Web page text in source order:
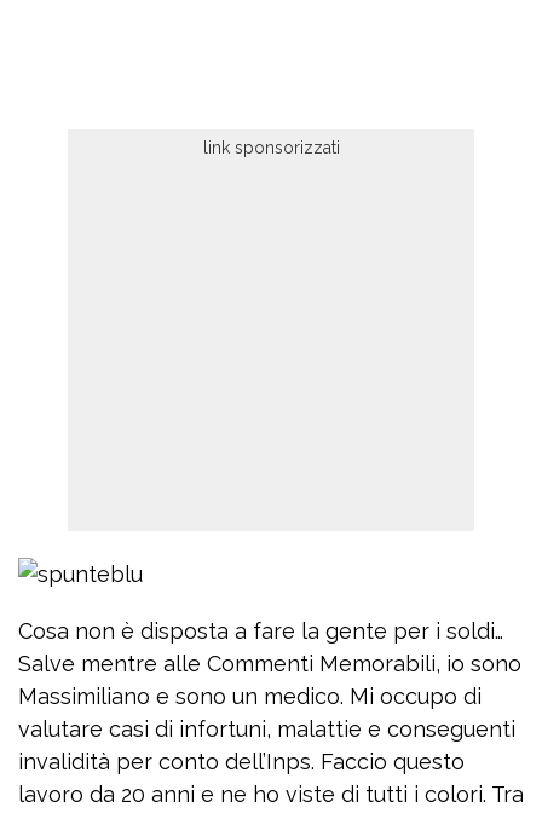
Cosa non è disposta a fare la gente per i soldi…
Salve mentre alle Commenti Memorabili, io sono
Massimiliano e sono un medico. Mi occupo di
valutare casi di infortuni, malattie e conseguenti
invalidità per conto dell’Inps. Faccio questo
lavoro da 20 anni e ne ho viste di tutti i colori. Tra